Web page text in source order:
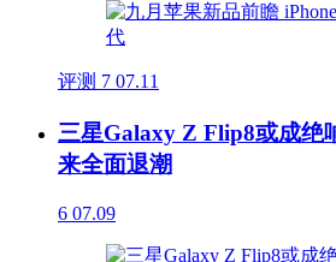
评测 7 07.11
三星Galaxy Z Flip8或成绝
来全面退潮
6 07.09